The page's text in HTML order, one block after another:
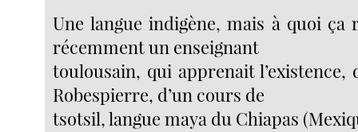
Une langue indigène, mais à quoi ça
récemment un enseignant
toulousain, qui apprenait l’existence,
Robespierre, d’un cours de
tsotsil, langue maya du Chiapas